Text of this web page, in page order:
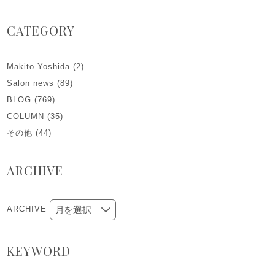
CATEGORY
Makito Yoshida (2)
Salon news (89)
BLOG (769)
COLUMN (35)
その他 (44)
ARCHIVE
ARCHIVE
KEYWORD